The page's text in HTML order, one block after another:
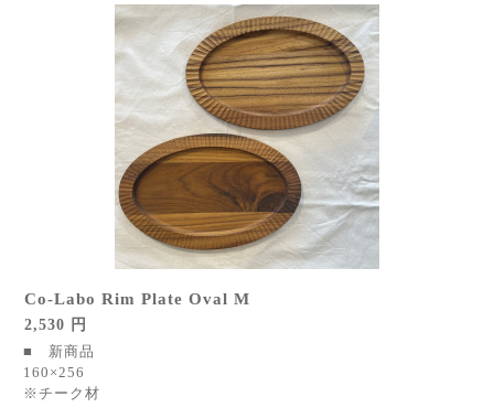
Co-Labo Rim Plate Oval M
2,530 円
■ 新商品
160×256
※チーク材